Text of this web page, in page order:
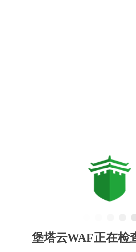
堡塔云WAF正在检